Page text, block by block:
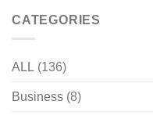
CATEGORIES
ALL (136)
Business (8)